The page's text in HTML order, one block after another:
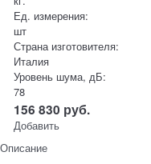
Ед. измерения:
шт
Страна изготовителя:
Италия
Уровень шума, дБ:
78
156 830 руб.
Добавить
Описание